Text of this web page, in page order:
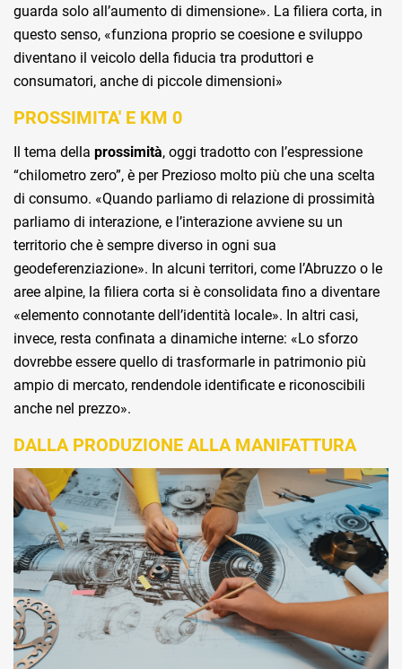
guarda solo all’aumento di dimensione». La filiera corta, in
questo senso, «funziona proprio se coesione e sviluppo
diventano il veicolo della fiducia tra produttori e
consumatori, anche di piccole dimensioni»
PROSSIMITA' E KM 0
Il tema della prossimità, oggi tradotto con l’espressione
“chilometro zero”, è per Prezioso molto più che una scelta
di consumo. «Quando parliamo di relazione di prossimità
parliamo di interazione, e l’interazione avviene su un
territorio che è sempre diverso in ogni sua
geodeferenziazione». In alcuni territori, come l’Abruzzo o le
aree alpine, la filiera corta si è consolidata fino a diventare
«elemento connotante dell’identità locale». In altri casi,
invece, resta confinata a dinamiche interne: «Lo sforzo
dovrebbe essere quello di trasformarle in patrimonio più
ampio di mercato, rendendole identificate e riconoscibili
anche nel prezzo».
DALLA PRODUZIONE ALLA MANIFATTURA